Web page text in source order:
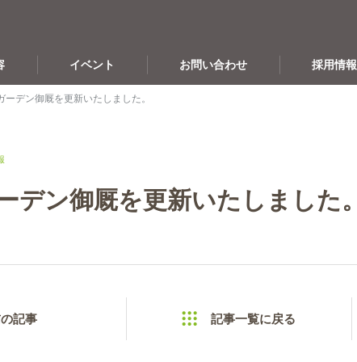
イベント お問い合わせ 採用情報
ーデン御厩を更新いたしました。
デン御厩を更新いたしました。
記事 記事一覧に戻る